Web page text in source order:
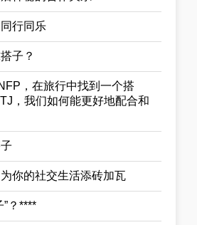
行同乐
子？
，在旅行中找到一个搭
，我们如何能更好地配合和
你的社交生活添砖加瓦
”？****